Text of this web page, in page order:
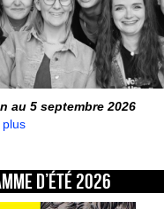
au 5 septembre 2026
plus
d’été 2026